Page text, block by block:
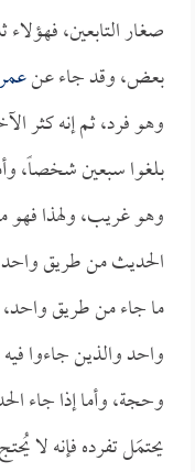
صغار التابعين،
بعض، وقد جاء عن
وهو فرد، ثم إنه كثر
بلغوا سبعين شخصاً،
وهو غريب، ولهذا
الحديث من طريق
ما جاء من طريق
واحد والذين جاءوا
وحجة، وأما إذا جاء
يحتمَل تفرده فإنه لا